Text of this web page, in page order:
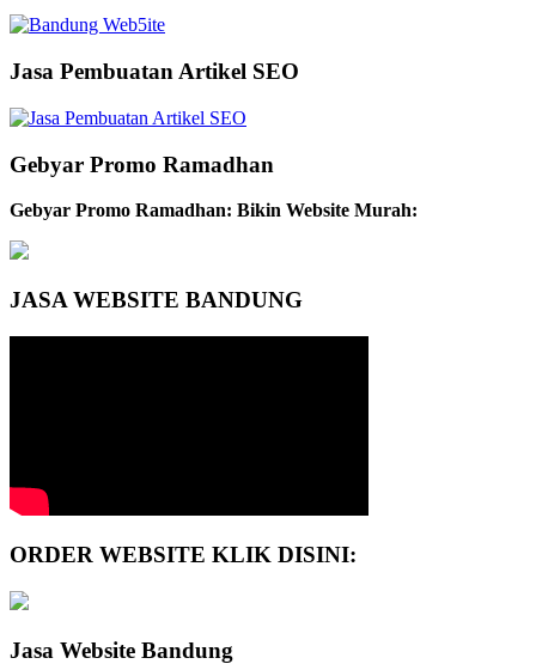
Jasa Pembuatan Artikel SEO
Gebyar Promo Ramadhan
Gebyar Promo Ramadhan: Bikin Website Murah:
JASA WEBSITE BANDUNG
ORDER WEBSITE KLIK DISINI:
Jasa Website Bandung